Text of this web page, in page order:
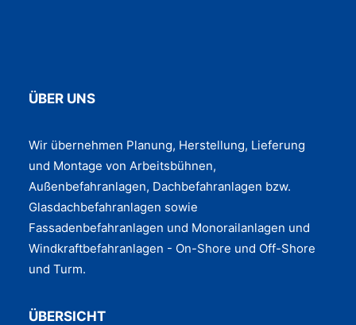
ÜBER UNS
Wir übernehmen Planung, Herstellung, Lieferung
und Montage von Arbeitsbühnen,
Außenbefahranlagen, Dachbefahranlagen bzw.
Glasdachbefahranlagen sowie
Fassadenbefahranlagen und Monorailanlagen und
Windkraftbefahranlagen - On-Shore und Off-Shore
und Turm.
ÜBERSICHT